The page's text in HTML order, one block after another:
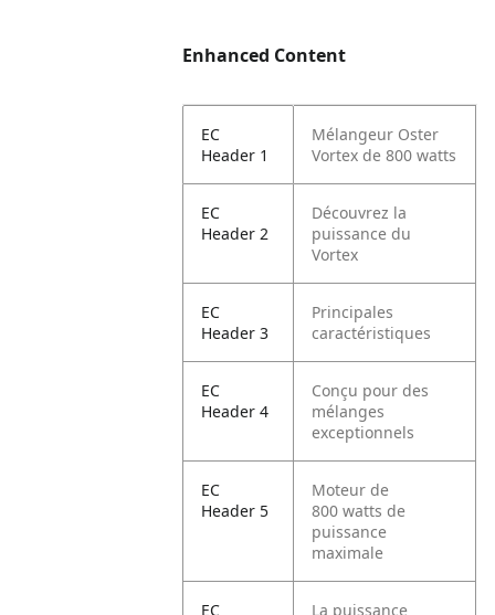
Enhanced Content
EC
Header 1
Mélangeur Oster
Vortex de 800 watts
EC
Header 2
Découvrez la
puissance du
Vortex
EC
Header 3
Principales
caractéristiques
EC
Header 4
Conçu pour des
mélanges
exceptionnels
EC
Header 5
Moteur de
800 watts de
puissance
maximale
EC La puissance